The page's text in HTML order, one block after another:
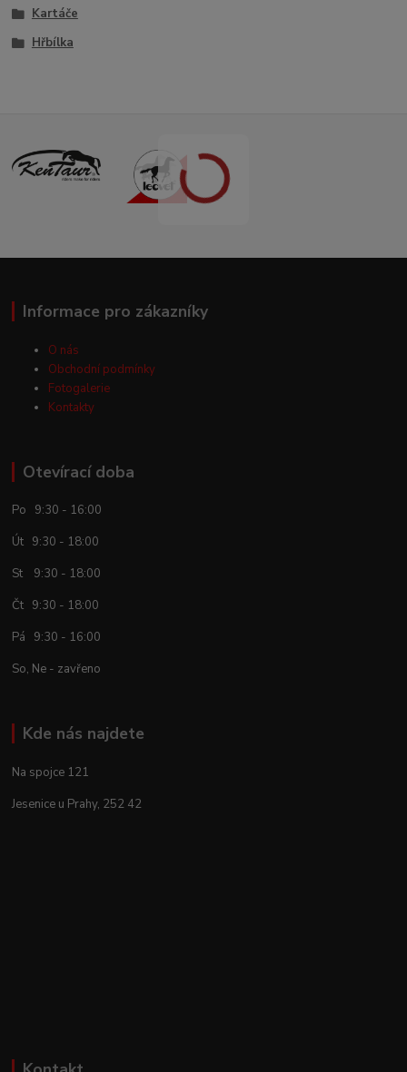
Kartáče
Hřbílka
Informace pro zákazníky
O nás
Obchodní podmínky
Fotogalerie
Kontakty
Otevírací doba
Po 9:30 - 16:00
Út 9:30 - 18:00
St 9:30 - 18:00
Čt 9:30 - 18:00
Pá 9:30 - 16:00
So, Ne - zavřeno
Kde nás najdete
Na spojce 121
Jesenice u Prahy, 252 42